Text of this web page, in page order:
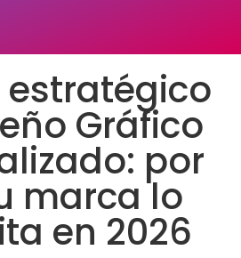
estratégico
Gráfico
por
marca lo
en 2026